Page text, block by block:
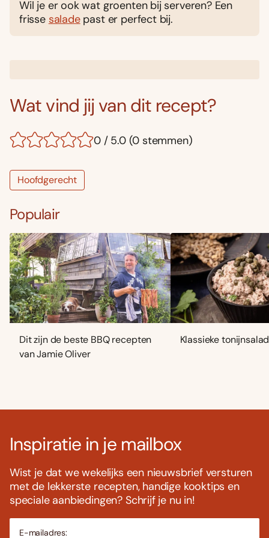
Wil je er ook wat groenten bij serveren? Een
frisse saladepast er perfect bij.
Wat vind jij van dit recept?
0 / 5.0 (0 stemmen)
Hoofdgerecht
Populair
Dit zijn de beste BBQ recepten
van Jamie Oliver
Klassieke
Inspiratie in je mailbox
Wist je dat we wekelijks een nieuwsbrief versturen
met de lekkerste recepten, handige kooktips en
speciale aanbiedingen? Schrijf je nu in!
E-mailadres: